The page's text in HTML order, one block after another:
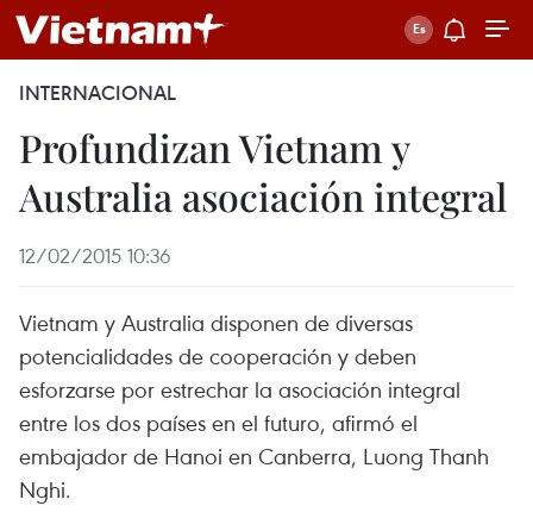
INTERNACIONAL
Profundizan Vietnam y
Australia asociación integral
12/02/2015 10:36
Vietnam y Australia disponen de diversas
potencialidades de cooperación y deben
esforzarse por estrechar la asociación integral
entre los dos países en el futuro, afirmó el
embajador de Hanoi en Canberra, Luong Thanh
Nghi.